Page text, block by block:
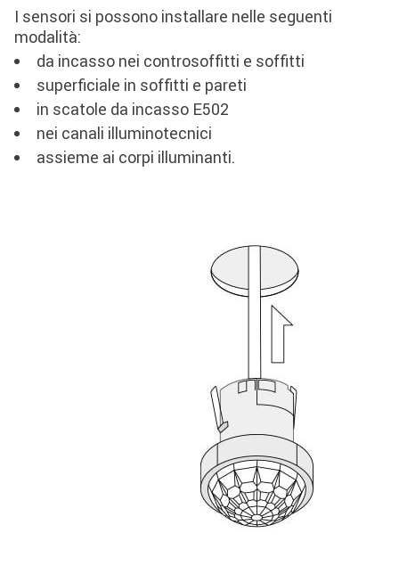
I sensori si possono installare nelle seguenti
modalità:
da incasso nei controsoffitti e soffitti
superficiale in soffitti e pareti
in scatole da incasso E502
nei canali illuminotecnici
assieme ai corpi illuminanti.